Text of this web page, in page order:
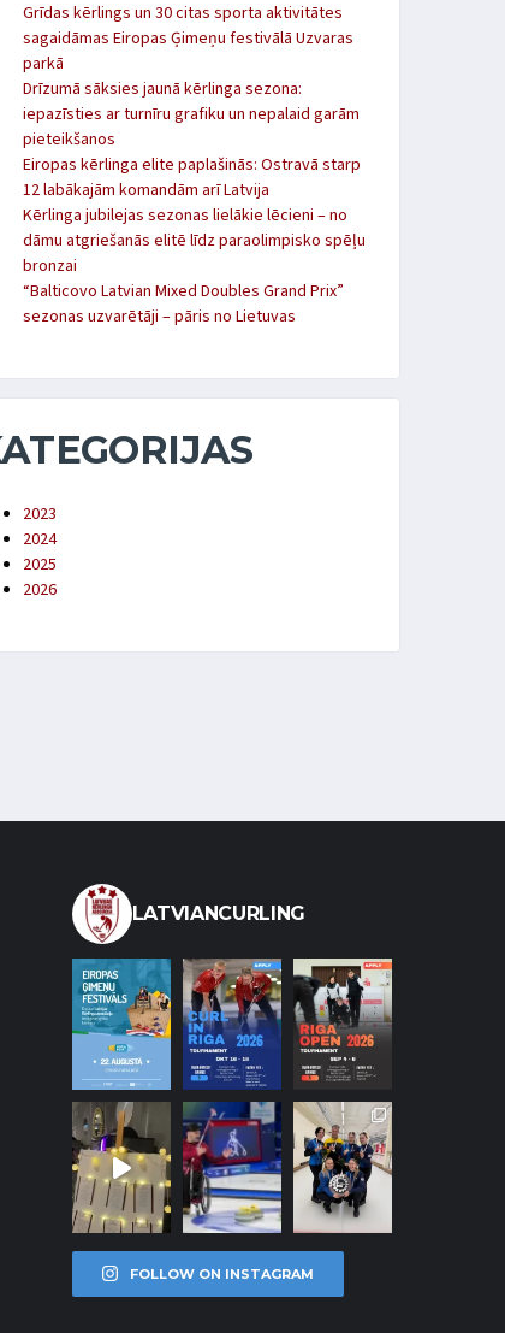
Grīdas kērlings un 30 citas sporta aktivitātes
sagaidāmas Eiropas Ģimeņu festivālā Uzvaras
parkā
Drīzumā sāksies jaunā kērlinga sezona:
iepazīsties ar turnīru grafiku un nepalaid garām
pieteikšanos
Eiropas kērlinga elite paplašinās: Ostravā starp
12 labākajām komandām arī Latvija
Kērlinga jubilejas sezonas lielākie lēcieni – no
dāmu atgriešanās elitē līdz paraolimpisko spēļu
bronzai
“Balticovo Latvian Mixed Doubles Grand Prix”
sezonas uzvarētāji – pāris no Lietuvas
2023
2024
2025
2026
LATVIANCURLING
FOLLOW ON INSTAGRAM